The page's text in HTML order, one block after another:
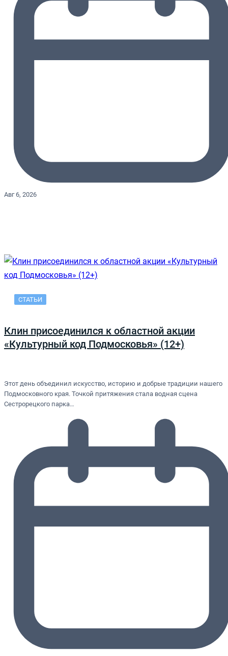
Авг 6, 2026
СТАТЬИ
Клин присоединился к областной акции
«Культурный код Подмосковья» (12+)
Этот день объединил искусство, историю и добрые традиции нашего
Подмосковного края. Точкой притяжения стала водная сцена
Сестрорецкого парка…